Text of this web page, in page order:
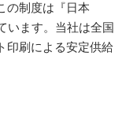
の制度は『日本
います。当社は全国
印刷による安定供給